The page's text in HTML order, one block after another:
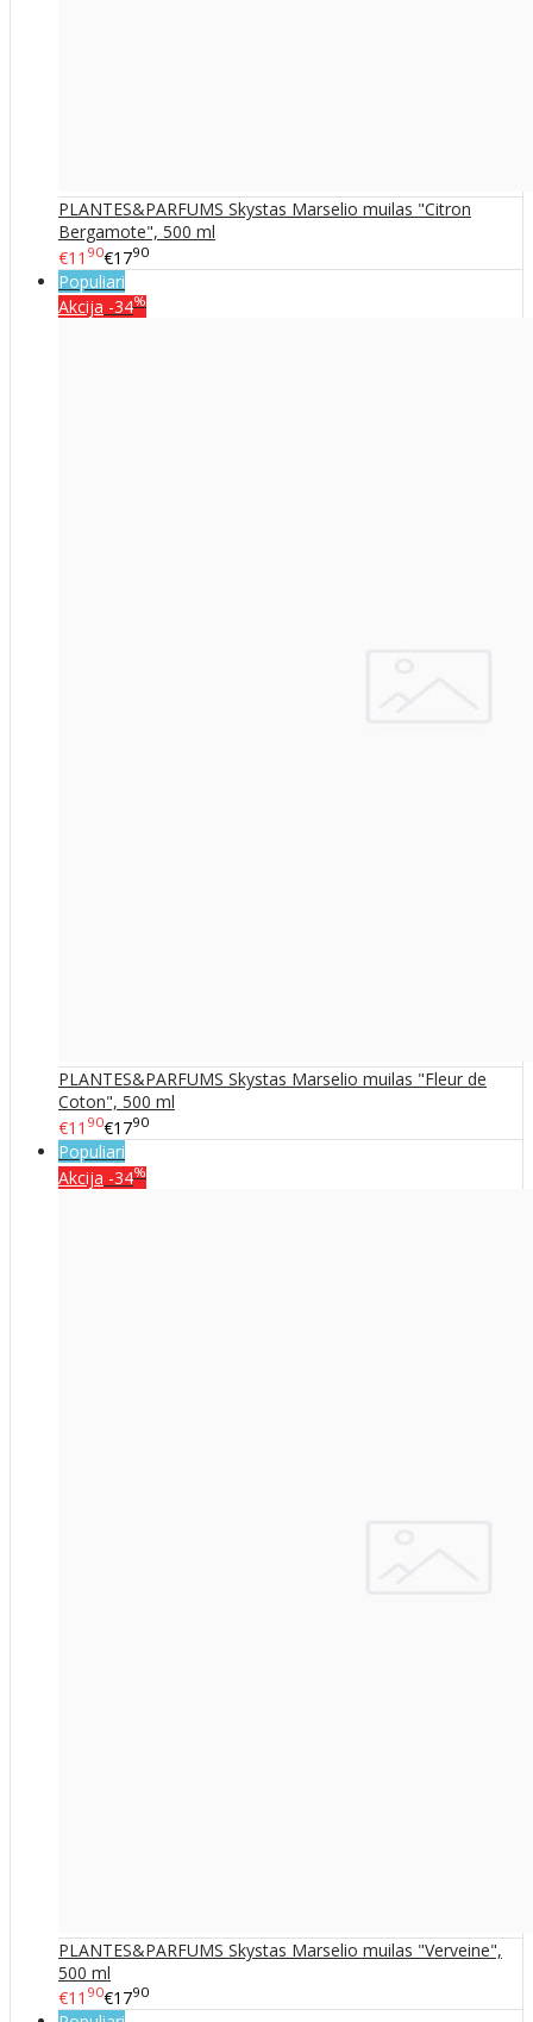
PLANTES&PARFUMS Skystas Marselio muilas "Citron
Bergamote", 500 ml
€11 90€1790
Populiari
Akcija -34%
PLANTES&PARFUMS Skystas Marselio muilas "Fleur de
Coton", 500 ml
€11 90€1790
Populiari
Akcija -34%
PLANTES&PARFUMS Skystas Marselio muilas "Verveine",
500 ml
€11 90€1790